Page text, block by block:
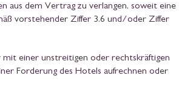
aus dem Vertrag zu verlangen, soweit eine
vorstehender Ziffer 3.6 und/oder Ziffer
mit einer unstreitigen oder rechtskräftigen
Forderung des Hotels aufrechnen oder